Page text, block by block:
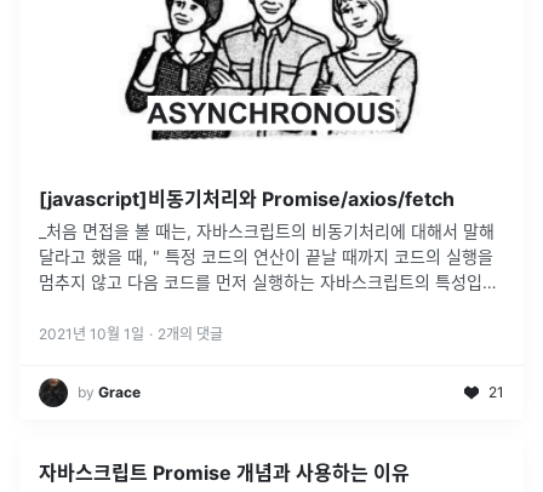
[javascript]비동기처리와 Promise/axios/fetch
_처음 면접을 볼 때는, 자바스크립트의 비동기처리에 대해서 말해
달라고 했을 때, " 특정 코드의 연산이 끝날 때까지 코드의 실행을
멈추지 않고 다음 코드를 먼저 실행하는 자바스크립트의 특성입니
만 알고...
2021년 10월 1일 · 2개의 댓글
by Grace 21
자바스크립트 Promise 개념과 사용하는 이유